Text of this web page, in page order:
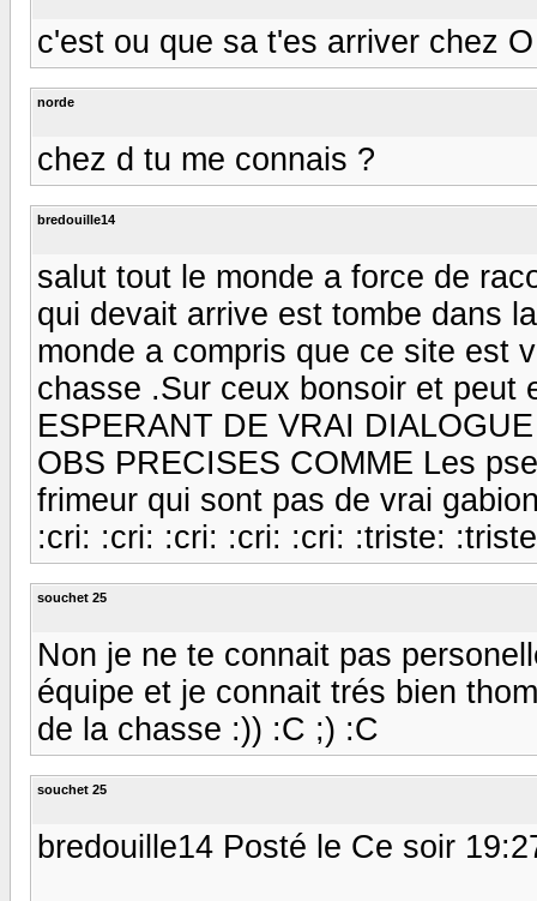
c'est ou que sa t'es arriver chez
norde
chez d tu me connais ?
bredouille14
salut tout le monde a force de
qui devait arrive est tombe dans
monde a compris que ce site est
chasse .Sur ceux bonsoir et peut
ESPERANT DE VRAI
OBS PRECISES COMME Les
frimeur qui sont pas de vrai
:cri: :cri: :cri: :cri: :cri: :triste:
souchet 25
Non je ne te connait pas
équipe et je connait trés bien
de la chasse :)) :C ;) :C
souchet 25
bredouille14 Posté le Ce soir